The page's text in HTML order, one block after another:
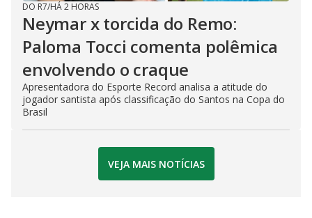
DO R7/HÁ 2 HORAS
Neymar x torcida do Remo:
Paloma Tocci comenta polêmica
envolvendo o craque
Apresentadora do Esporte Record analisa a atitude do
jogador santista após classificação do Santos na Copa do
Brasil
VEJA MAIS NOTÍCIAS